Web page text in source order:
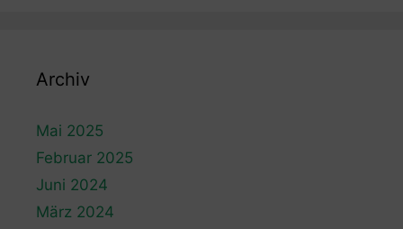
Archiv
Mai 2025
Februar 2025
Juni 2024
März 2024